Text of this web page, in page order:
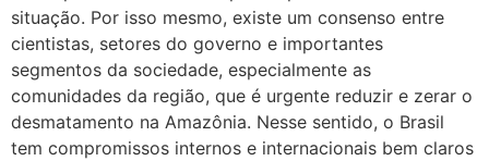
situação. Por isso mesmo, existe um consenso entre
cientistas, setores do governo e importantes
segmentos da sociedade, especialmente as
comunidades da região, que é urgente reduzir e zerar o
desmatamento na Amazônia. Nesse sentido, o Brasil
tem compromissos internos e internacionais bem claros